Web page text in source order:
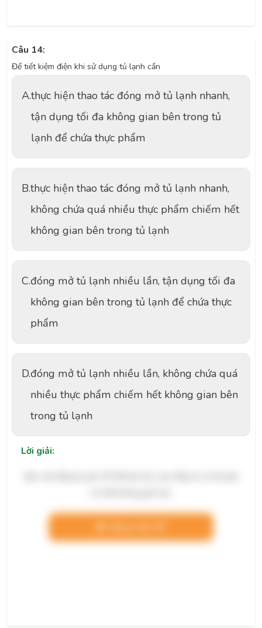
Câu 14:
Để tiết kiệm điện khi sử dụng tủ lạnh cần
A.thực hiện thao tác đóng mở tủ lạnh nhanh,
tận dụng tối đa không gian bên trong tủ
lạnh để chứa thực phẩm
B.thực hiện thao tác đóng mở tủ lạnh nhanh,
không chứa quá nhiều thực phẩm chiếm hết
không gian bên trong tủ lạnh
C.đóng mở tủ lạnh nhiều lần, tận dụng tối đa
không gian bên trong tủ lạnh để chứa thực
phẩm
D.đóng mở tủ lạnh nhiều lần, không chứa quá
nhiều thực phẩm chiếm hết không gian bên
trong tủ lạnh
Lời giải: